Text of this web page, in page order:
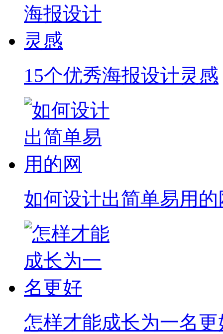
15个优秀海报设计灵感
如何设计出简单易用的
怎样才能成长为一名更